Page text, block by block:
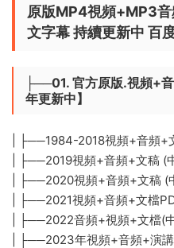
原版MP4視頻+MP3
文字幕 持續更新中 百
├──01. 官方原版.視頻+
年更新中】
| ├──1984-2018視頻+音頻+
| ├──2019視頻+音頻+文稿 (
| ├──2020視頻+音頻+文稿 (
| ├──2021視頻+音頻+文檔
| ├──2022音頻+視頻+文檔(
| ├──2023年視頻+音頻+演講